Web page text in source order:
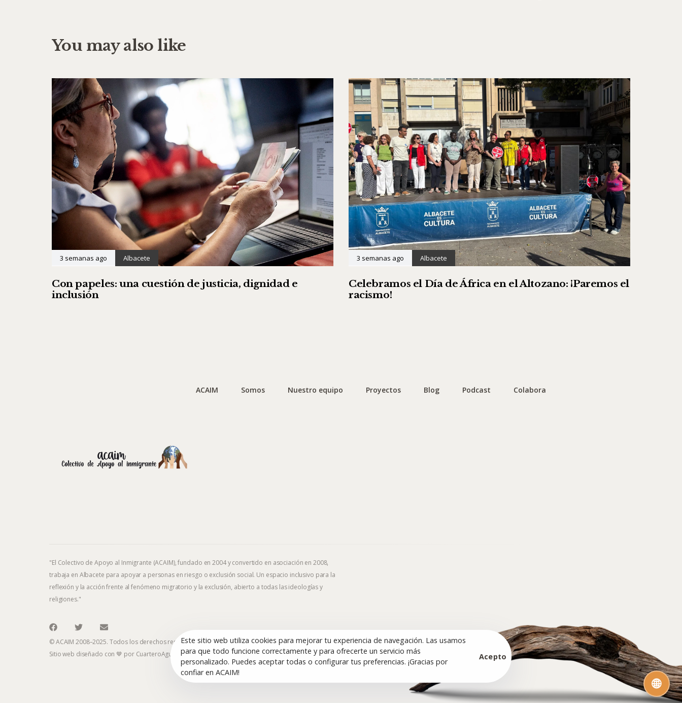
🌐
You may also like
3 semanas ago Albacete
Con papeles: una cuestión de justicia, dignidad e
inclusión
3 semanas ago Albacete
Celebramos el Día de África en el Altozano: ¡Paremos el
racismo!
ACAIM Somos Nuestro equipo Proyectos Blog Podcast Colabora
"El Colectivo de Apoyo al Inmigrante (ACAIM), fundado en 2004 y convertido en asociación en 2008,
trabaja en Albacete para apoyar a personas en riesgo o exclusión social. Un espacio inclusivo para la
reflexión y la acción frente al fenómeno migratorio y la exclusión, abierto a todas las ideologías y
religiones."
© ACAIM 2008–2025. Todos los derechos reservados.
Sitio web diseñado con 🤎 por CuarteroAgurcia
Este sitio web utiliza cookies para mejorar tu experiencia de navegación. Las usamos
para que todo funcione correctamente y para ofrecerte un servicio más
personalizado. Puedes aceptar todas o configurar tus preferencias. ¡Gracias por
confiar en ACAIM!
Acepto